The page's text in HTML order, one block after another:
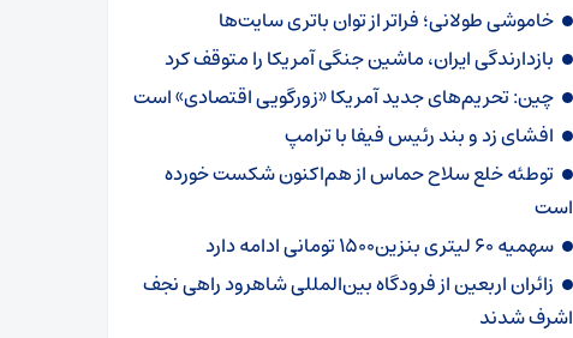
خاموشی طولانی؛ فراتر از توان باتری سایت‌ها
بازدارندگی ایران، ماشین جنگی آمریکا را متوقف کرد
چین: تحریم‌های جدید آمریکا «زورگویی اقتصادی» است
افشای زد و بند رئیس فیفا با ترامپ
توطئه خلع سلاح حماس از هم‌اکنون شکست خورده
است
سهمیه ۶۰ لیتری بنزین۱۵۰۰ تومانی ادامه دارد
زائران اربعین از فرودگاه بین‌المللی شاهرود راهی نجف
اشرف شدند